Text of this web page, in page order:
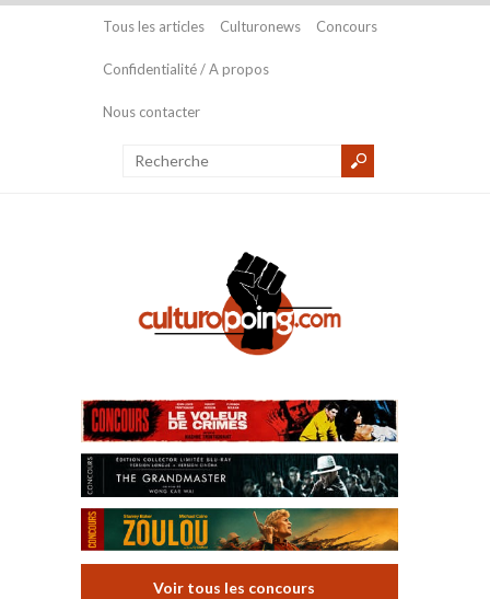
Tous les articles Culturonews Concours
Confidentialité / A propos
Nous contacter
Voir tous les concours